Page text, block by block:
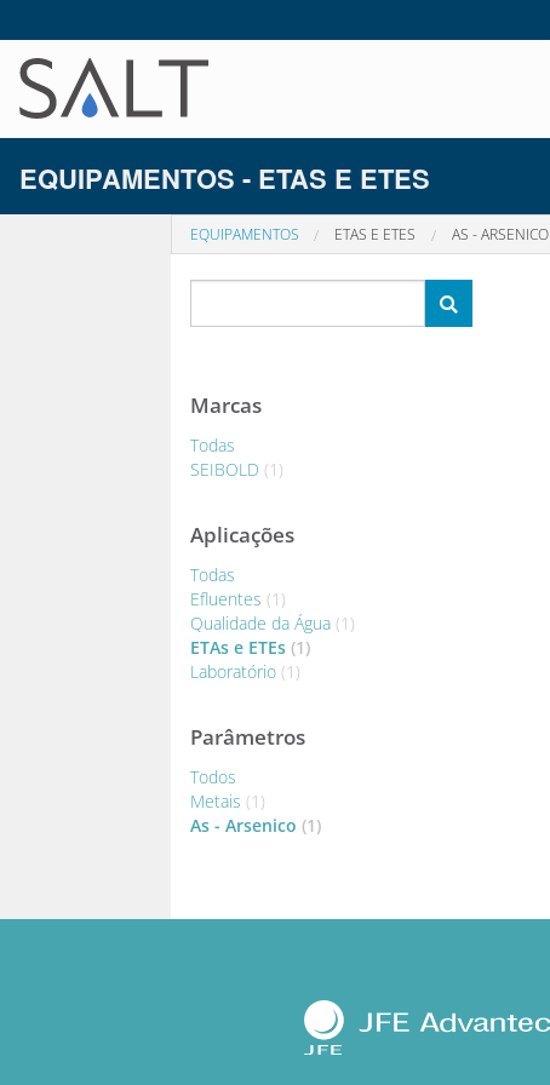
EQUIPAMENTOS - ETAS E ETES
EQUIPAMENTOS ETAS E ETES AS - ARSENICO
Marcas
Todas
SEIBOLD (1)
Aplicações
Todas
Efluentes (1)
Qualidade da Água (1)
ETAs e ETEs (1)
Laboratório (1)
Parâmetros
Todos
Metais (1)
As - Arsenico (1)